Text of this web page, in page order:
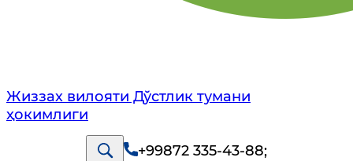
Жиззах вилояти Дўстлик тумани
ҳокимлиги
+99872 335-43-88;